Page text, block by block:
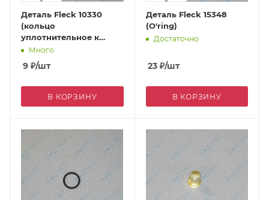
Деталь Fleck 10330
(кольцо
уплотнительное к
солевой трубке 3/8")
Много
9 ₽/шт
В КОРЗИНУ
Деталь Fleck 15348
(O'ring)
Достаточно
23₽/шт
В КОРЗИНУ